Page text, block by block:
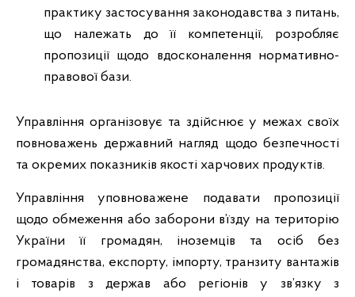
практику застосування законодавства з питань,
що належать до її компетенції, розробляє
пропозиції щодо вдосконалення нормативно-
правової бази.
Управління організовує та здійснює у межах своїх
повноважень державний нагляд щодо безпечності
та окремих показників якості харчових продуктів.
Управління уповноважене подавати пропозиції
щодо обмеження або заборони в’їзду на територію
України її громадян, іноземців та осіб без
громадянства, експорту, імпорту, транзиту вантажів
і товарів з держав або регіонів у зв’язку з